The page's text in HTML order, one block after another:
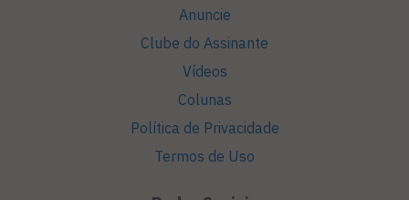
Anuncie
Clube do Assinante
Vídeos
Colunas
Política de Privacidade
Termos de Uso